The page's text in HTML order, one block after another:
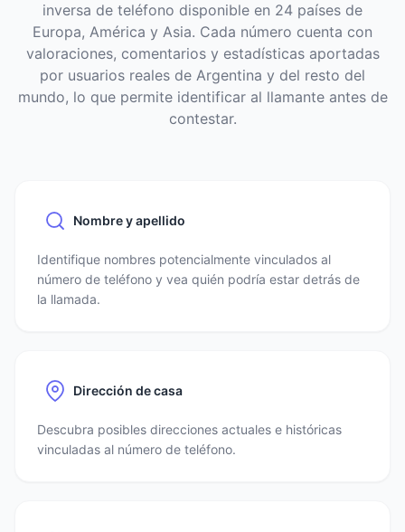
inversa de teléfono disponible en 24 países de
Europa, América y Asia. Cada número cuenta con
valoraciones, comentarios y estadísticas aportadas
por usuarios reales de Argentina y del resto del
mundo, lo que permite identificar al llamante antes de
contestar.
Nombre y apellido
Identifique nombres potencialmente vinculados al
número de teléfono y vea quién podría estar detrás de
la llamada.
Dirección de casa
Descubra posibles direcciones actuales e históricas
vinculadas al número de teléfono.